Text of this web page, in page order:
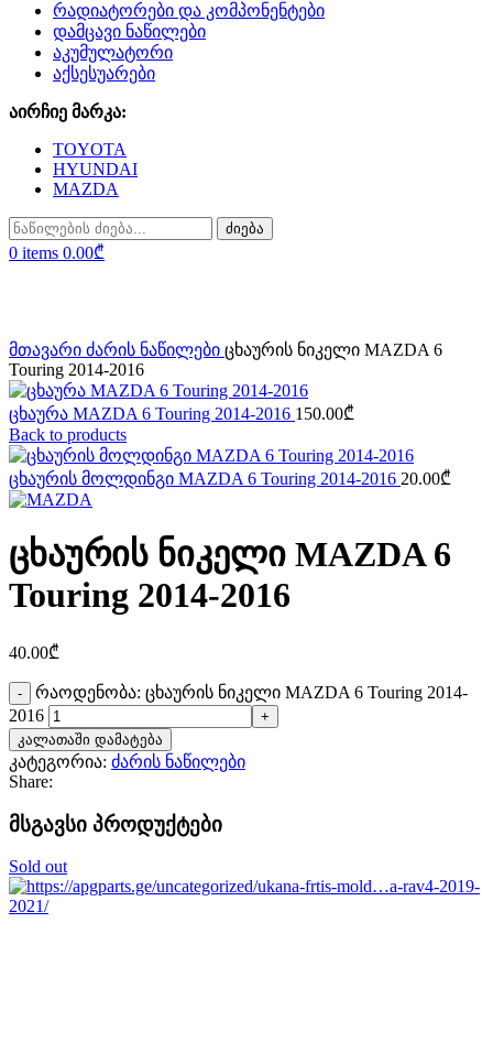
რადიატორები და კომპონენტები
დამცავი ნაწილები
აკუმულატორი
აქსესუარები
აირჩიე მარკა:
TOYOTA
HYUNDAI
MAZDA
ძიება
0 items 0.00₾
მთავარი ძარის ნაწილები ცხაურის ნიკელი MAZDA 6
Touring 2014-2016
ცხაურა MAZDA 6 Touring 2014-2016 150.00₾
Back to products
ცხაურის მოლდინგი MAZDA 6 Touring 2014-2016 20.00₾
ცხაურის ნიკელი MAZDA 6
Touring 2014-2016
40.00₾
რაოდენობა: ცხაურის ნიკელი MAZDA 6 Touring 2014-
2016
კალათაში დამატება
კატეგორია: ძარის ნაწილები
Share:
მსგავსი პროდუქტები
Sold out